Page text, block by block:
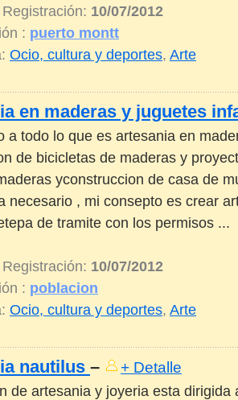
10/07/2012
: puerto montt
Ocio, cultura y deportes, Arte
en maderas y juguetes
a todo lo que es artesania en
de bicicletas de maderas y
yconstruccion de casa de
necesario , mi consepto es crear
de tramite con los permisos ...
10/07/2012
: poblacion
Ocio, cultura y deportes, Arte
nautilus –
+ Detalle
de artesania y joyeria esta dirigida